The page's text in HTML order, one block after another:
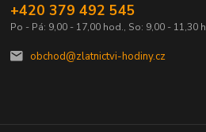
+420 379 492 545
Po - Pá: 9,00 - 17,00 hod., So: 9,00 - 11,30
obchod@zlatnictvi-hodiny.cz